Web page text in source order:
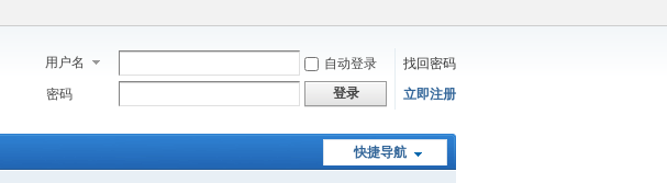
用户名 自动登录
找回密码
密码
登录 立即注册
快捷导航